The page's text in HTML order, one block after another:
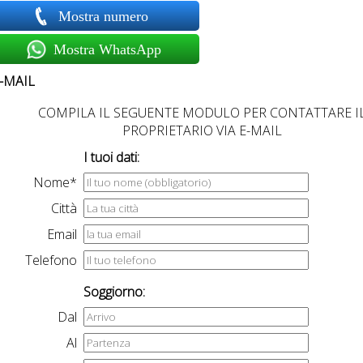
Mostra numero
Mostra WhatsApp
MAIL
COMPILA IL SEGUENTE MODULO PER CONTATTARE
PROPRIETARIO VIA E-MAIL
I tuoi dati:
Nome*
Città
Email
Telefono
Soggiorno:
Dal
Al